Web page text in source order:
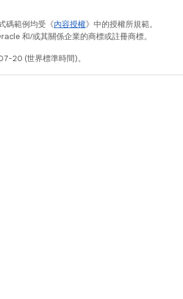
碼範例均受《內容授權》中的授權所規範。
和/或其關係企業的商標或註冊商標。
20 (世界標準時間)。